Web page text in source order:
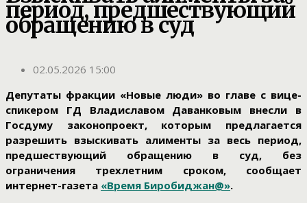
период, предшествующий
обращению в суд
02.05.2026 15:00
Депутаты фракции «Новые люди» во главе с вице-
спикером ГД Владиславом Даванковым внесли в
Госдуму законопроект, которым предлагается
разрешить взыскивать алименты за весь период,
предшествующий обращению в суд, без
ограничения трехлетним сроком, сообщает
интернет-газета «Время Биробиджан@».